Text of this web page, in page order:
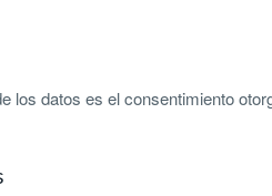
los datos es el consentimiento